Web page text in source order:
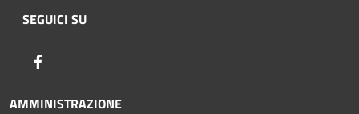
SEGUICI SU
AMMINISTRAZIONE